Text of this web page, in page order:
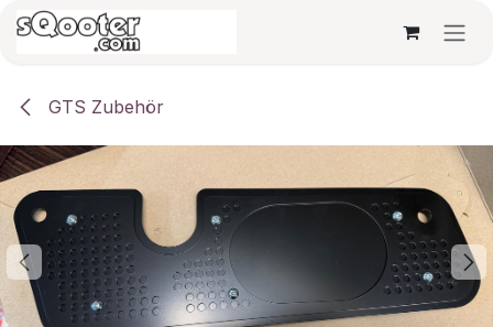
Zum Inhalt springen
GTS Zubehör